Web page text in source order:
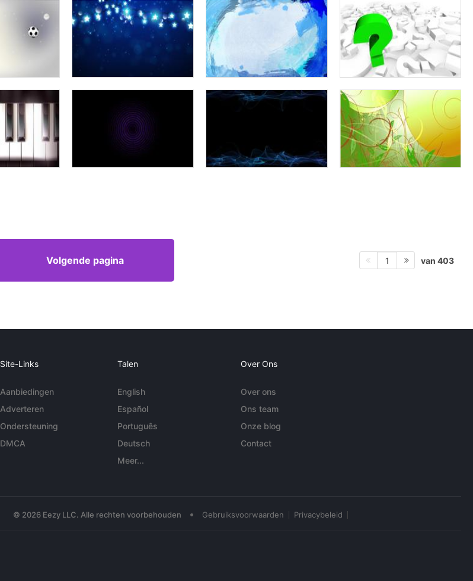
Volgende pagina 1 van 403
Site-Links
Aanbiedingen
Adverteren
Ondersteuning
DMCA
Talen
English
Español
Português
Deutsch
Meer...
Over Ons
Over ons
Ons team
Onze blog
Contact
© 2026 Eezy LLC. Alle rechten voorbehouden • Gebruiksvoorwaarden Privacybeleid